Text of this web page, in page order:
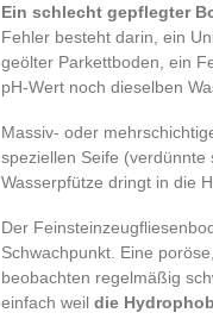
Ein schlecht gepflegter
Fehler besteht darin, ein
geölter Parkettboden, ein
pH-Wert noch dieselben
Massiv- oder
speziellen Seife
Wasserpfütze dringt in die
Der
Schwachpunkt. Eine
beobachten regelmäßig
einfach weil die